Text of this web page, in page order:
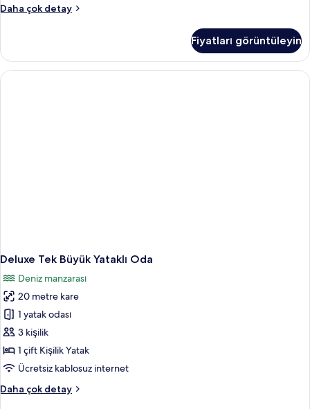
Daha çok detay
Comfort
Oda
hakkında
daha
Fiyatları görüntüleyin
Deluxe Tek Büyük Yataklı Oda
Deniz manzarası
20 metre kare
1 yatak odası
3 kişilik
1 çift Kişilik Yatak
Ücretsiz kablosuz internet
Daha çok detay
Deluxe